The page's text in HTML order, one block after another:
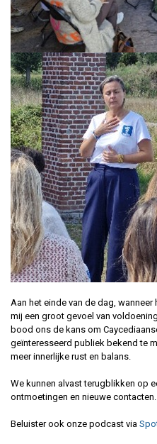
Aan het einde van de dag,
mij een groot gevoel van
bood ons de kans om
geïnteresseerd publiek bekend te
meer innerlijke rust en balans.
We kunnen alvast terugblikken op
ontmoetingen en nieuwe contacten.
Beluister ook onze podcast via